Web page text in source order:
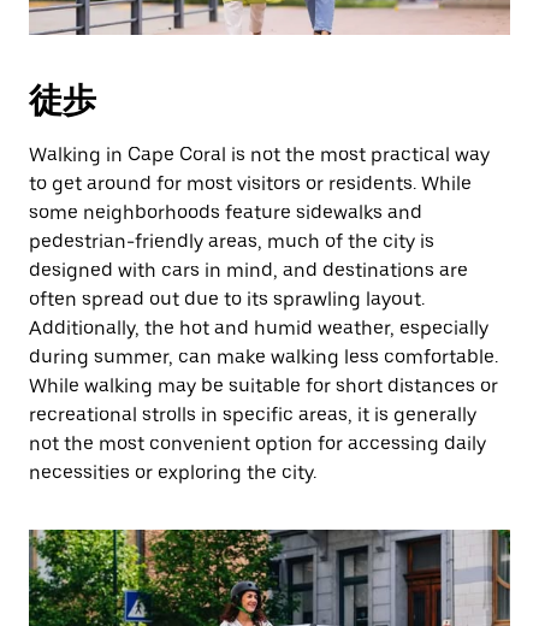
徒歩
Walking in Cape Coral is not the most practical way
to get around for most visitors or residents. While
some neighborhoods feature sidewalks and
pedestrian-friendly areas, much of the city is
designed with cars in mind, and destinations are
often spread out due to its sprawling layout.
Additionally, the hot and humid weather, especially
during summer, can make walking less comfortable.
While walking may be suitable for short distances or
recreational strolls in specific areas, it is generally
not the most convenient option for accessing daily
necessities or exploring the city.